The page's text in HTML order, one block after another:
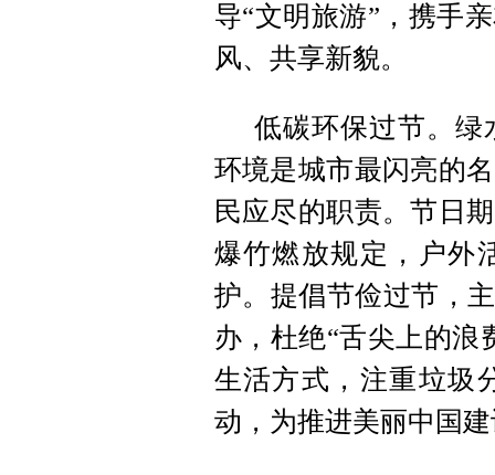
导“文明旅游”，携手
风、共享新貌。
低碳环保过节。绿
环境是城市最闪亮的
民应尽的职责。节日
爆竹燃放规定，户外
护。提倡节俭过节，
办，杜绝“舌尖上的浪
生活方式，注重垃圾
动，为推进美丽中国